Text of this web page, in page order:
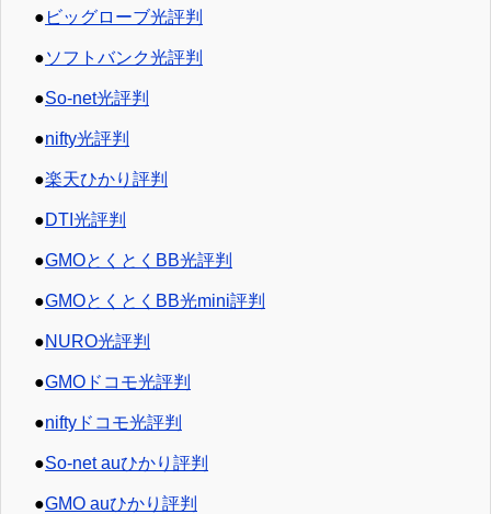
● ビッグローブ光評判
●ソフトバンク光評判
●So-net光評判
●nifty光評判
●楽天ひかり評判
●DTI光評判
●GMOとくとくBB光評判
●GMOとくとくBB光mini評判
●NURO光評判
●GMOドコモ光評判
●niftyドコモ光評判
●So-net auひかり評判
●GMO auひかり評判